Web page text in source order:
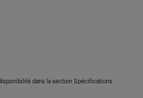
dans la section Spécifications